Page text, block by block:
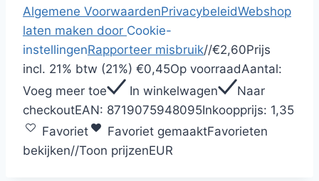
Algemene VoorwaardenPrivacybeleidWebshop
laten maken door Cookie-
instellingenRapporteer misbruik//€2,60Prijs
incl. 21% btw (21%) €0,45Op voorraadAantal:
Voeg meer toe
In winkelwagen
Naar
checkoutEAN: 8719075948095Inkoopprijs: 1,35
Favoriet
Favoriet gemaaktFavorieten
bekijken//Toon prijzenEUR